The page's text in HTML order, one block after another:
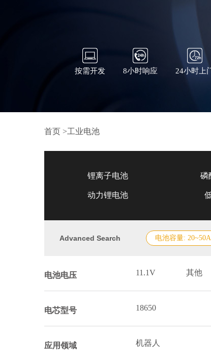
按需开发 8小时响应 24小时上
首页 >工业电池
锂离子电池 磷
动力锂电池
Advanced Search 电池容量:
电池电压 11.1V 其他
电芯型号 18650
应用领域 机器人